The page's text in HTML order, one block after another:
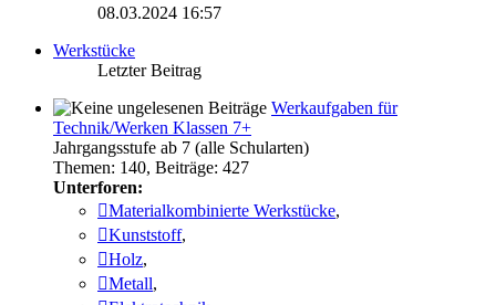
Beitrag
08.03.2024 16:57
Werkstücke
Letzter Beitrag
Werkaufgaben für
Technik/Werken Klassen 7+
Jahrgangsstufe ab 7 (alle Schularten)
Themen: 140, Beiträge: 427
Unterforen:
Materialkombinierte Werkstücke,
Kunststoff,
Holz,
Metall,